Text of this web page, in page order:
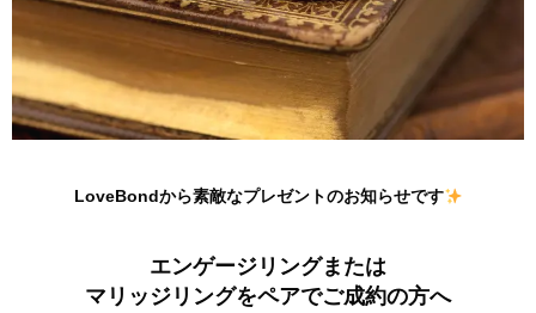
LoveBondから素敵なプレゼントのお知らせです
エンゲージリングまたは
マリッジリングをペアでご成約の方へ